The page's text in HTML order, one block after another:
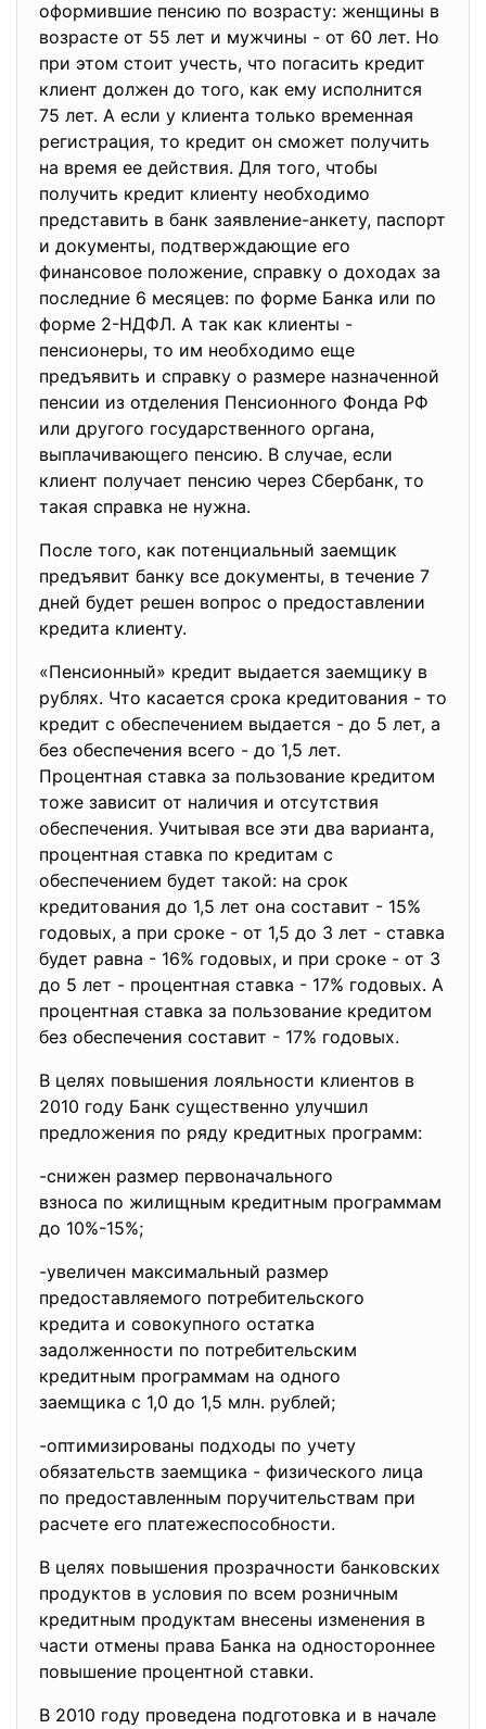
оформившие пенсию по возрасту: женщины в
возрасте от 55 лет и мужчины - от 60 лет. Но
при этом стоит учесть, что погасить кредит
клиент должен до того, как ему исполнится
75 лет. А если у клиента только временная
регистрация, то кредит он сможет получить
на время ее действия. Для того, чтобы
получить кредит клиенту необходимо
представить в банк заявление-анкету, паспорт
и документы, подтверждающие его
финансовое положение, справку о доходах за
последние 6 месяцев: по форме Банка или по
форме 2-НДФЛ. А так как клиенты -
пенсионеры, то им необходимо еще
предъявить и справку о размере назначенной
пенсии из отделения Пенсионного Фонда РФ
или другого государственного органа,
выплачивающего пенсию. В случае, если
клиент получает пенсию через Сбербанк, то
такая справка не нужна.
После того, как потенциальный заемщик
предъявит банку все документы, в течение 7
дней будет решен вопрос о предоставлении
кредита клиенту.
«Пенсионный» кредит выдается заемщику в
рублях. Что касается срока кредитования - то
кредит с обеспечением выдается - до 5 лет, а
без обеспечения всего - до 1,5 лет.
Процентная ставка за пользование кредитом
тоже зависит от наличия и отсутствия
обеспечения. Учитывая все эти два варианта,
процентная ставка по кредитам с
обеспечением будет такой: на срок
кредитования до 1,5 лет она составит - 15%
годовых, а при сроке - от 1,5 до 3 лет - ставка
будет равна - 16% годовых, и при сроке - от 3
до 5 лет - процентная ставка - 17% годовых. А
процентная ставка за пользование кредитом
без обеспечения составит - 17% годовых.
В целях повышения лояльности клиентов в
2010 году Банк существенно улучшил
предложения по ряду кредитных программ:
-снижен размер первоначального
взноса по жилищным кредитным программам
до 10%-15%;
-увеличен максимальный размер
предоставляемого потребительского
кредита и совокупного остатка
задолженности по потребительским
кредитным программам на одного
заемщика с 1,0 до 1,5 млн. рублей;
-оптимизированы подходы по учету
обязательств заемщика - физического лица
по предоставленным поручительствам при
расчете его платежеспособности.
В целях повышения прозрачности банковских
продуктов в условия по всем розничным
кредитным продуктам внесены изменения в
части отмены права Банка на одностороннее
повышение процентной ставки.
В 2010 году проведена подготовка и в начале